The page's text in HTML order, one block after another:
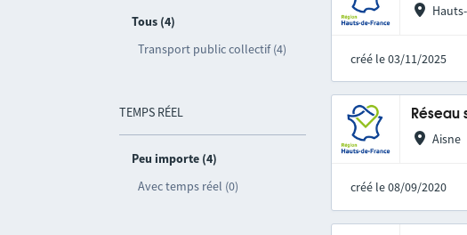
Tous (4)
Transport public collectif (4)
TEMPS RÉEL
Peu importe (4)
Avec temps réel (0)
créé le 03/11/2025
Réseau
Aisne
créé le 08/09/2020